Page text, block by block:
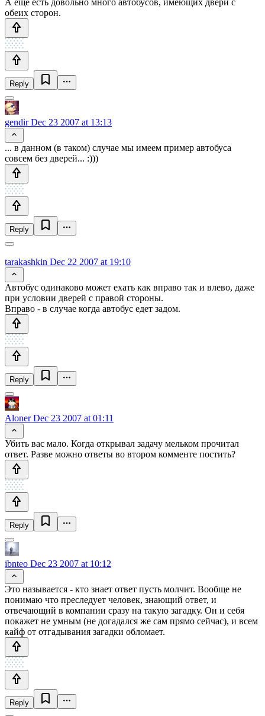
обеих сторон.
Reply
gendirDec 23 2007 at 13:13
... в данном (в таком) случае мы имеем пример автобуса
совсем без дверей... :)))
Reply
tarakashkin Dec 22 2007 at 19:10
Автобус одинаково может ехать как вправо так и влево, даже
при условии дверей с правой стороны.
Вправо - в случае когда автобус едет задом.
Reply
AlonerDec 23 2007 at 01:11
Убить вас мало. Когда открывал задачу мельком прочитал
ответ. Разве можно ответы во втором комменте постить?
Reply
ibnteo Dec 23 2007 at 10:12
Это называется - кто знает ответ пусть молчит. Вообще не
понимаю что преследует человек, знающий ответ, и
отвечающий в компании сразу на такую загадку. Он и себя
покажет не умным (не догадался же сам прямо сейчас), и всем
кайф от отгадывания загадки обломает.
Reply